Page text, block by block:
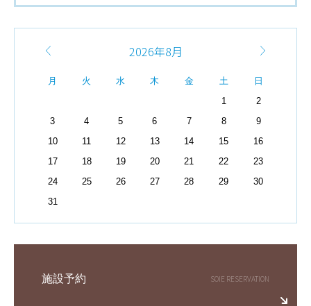
2026年8月
月 火 水 木 金 土
日
1
2
3
4 5 6 7 8
9
10
11 12 13 14 15
16
17
18 19 20 21 22
23
24
25 26 27 28 29
30
31
施設予約